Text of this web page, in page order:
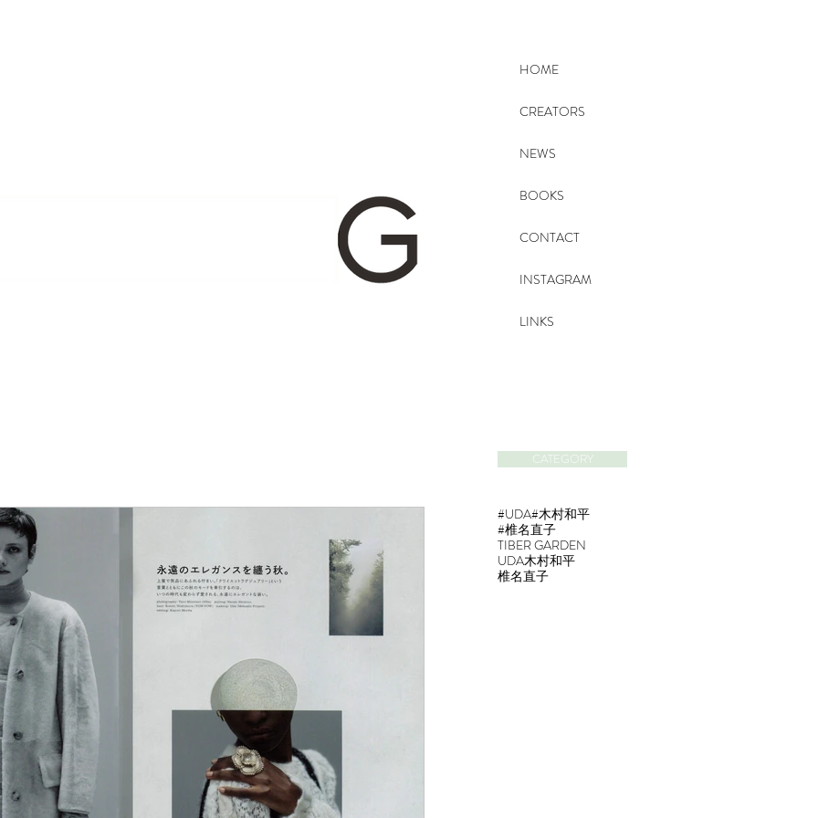
HOME
CREATORS
NEWS
BOOKS
CONTACT
INSTAGRAM
LINKS
CATEGORY
#UDA#木村和平
#椎名直子
TIBER GARDEN
UDA木村和平
椎名直子